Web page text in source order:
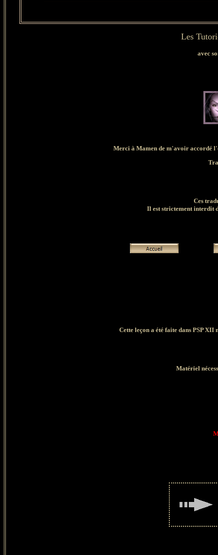
Les
avec
Merci à Mamen de m'avoir accordé
Ces
Il est strictement interdit
Cette leçon a été faite dans PSP XII
Matériel